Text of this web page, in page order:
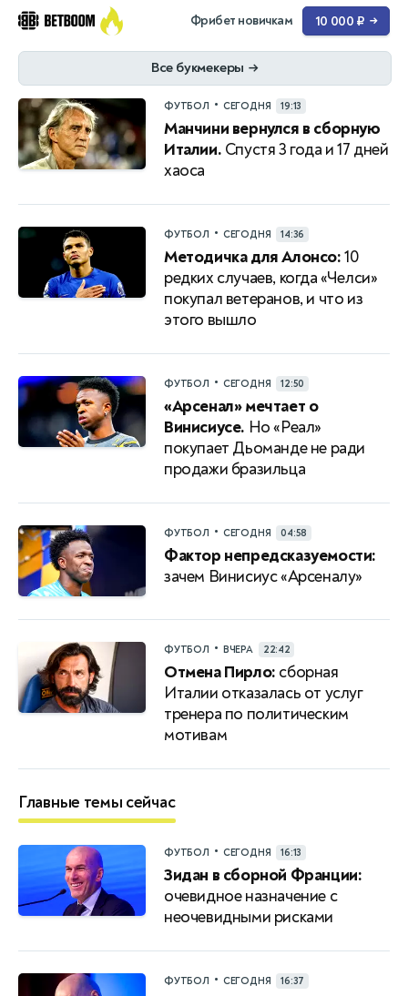
Фрибет новичкам 10 000 ₽ →
Все букмекеры →
ФУТБОЛ • СЕГОДНЯ 19:13
Манчини вернулся в сборную
Италии. Спустя 3 года и 17 дней
хаоса
ФУТБОЛ • СЕГОДНЯ 14:36
Методичка для Алонсо:10
редких случаев, когда «Челси»
покупал ветеранов, и что из
этого вышло
ФУТБОЛ • СЕГОДНЯ 12:50
«Арсенал» мечтает о
Винисиусе. Но «Реал»
покупает Дьоманде не ради
продажи бразильца
ФУТБОЛ • СЕГОДНЯ 04:58
Фактор непредсказуемости:
зачем Винисиус «Арсеналу»
ФУТБОЛ • ВЧЕРА 22:42
Отмена Пирло: сборная
Италии отказалась от услуг
тренера по политическим
мотивам
Главные темы сейчас
ФУТБОЛ • СЕГОДНЯ 16:13
Зидан в сборной Франции:
очевидное назначение с
неочевидными рисками
ФУТБОЛ • СЕГОДНЯ 16:37